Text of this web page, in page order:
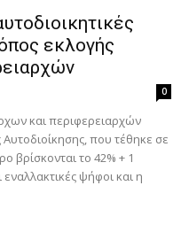
εκλογής
0
και περιφερειαρχών
που τέθηκε σε
βρίσκονται το 42% + 1
ψήφοι και η